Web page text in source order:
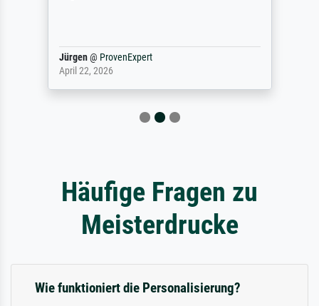
Jürgen@ ProvenExpert
April 22, 2026
Häufige Fragen zu
Meisterdrucke
Wie funktioniert die Personalisierung?